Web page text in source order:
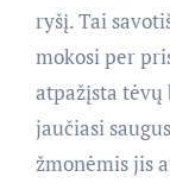
ryšį. Tai
mokosi per
atpažįsta tėvų
jaučiasi
žmonėmis jis